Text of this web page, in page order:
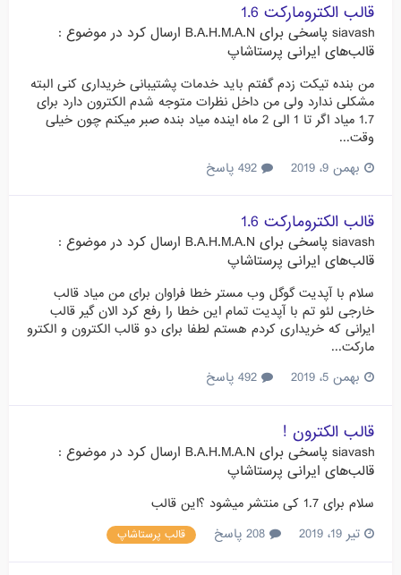
قالب الکترومارکت 1.6
siavash پاسخی برای B.A.H.M.A.N ارسال کرد در موضوع :
قالب‌های ایرانی پرستاشاپ
من بنده تیکت زدم گفتم باید خدمات پشتیبانی خریداری کنی البته
مشکلی ندارد ولی من داخل نظرات متوجه شدم الکترون دارد برای
1.7 میاد اگر تا 1 الی 2 ماه اینده میاد بنده صبر میکنم چون خیلی
وقت...
بهمن 9، 2019
قالب الکترومارکت 1.6
siavash پاسخی برای B.A.H.M.A.N ارسال کرد در موضوع :
قالب‌های ایرانی پرستاشاپ
سلام با آپدیت گوگل وب مستر خطا فراوان برای من میاد قالب
خارجی لئو تم با آپدیت تمام این خطا را رفع کرد الان گیر قالب
ایرانی که خریداری کردم هستم لطفا برای دو قالب الکترون و الکترو
مارکت...
بهمن 5، 2019
قالب الکترون !
siavash پاسخی برای B.A.H.M.A.N ارسال کرد در موضوع :
قالب‌های ایرانی پرستاشاپ
سلام برای 1.7 کی منتشر میشود ؟این قالب
تیر 19، 2019
قالب پرستاشاپ